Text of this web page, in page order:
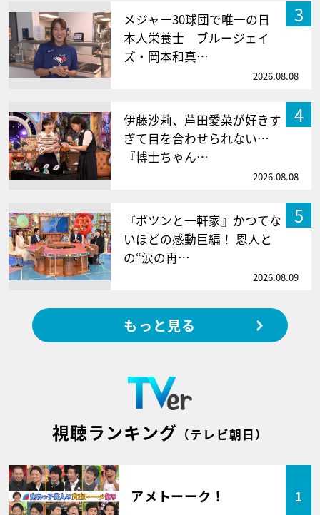
3
メジャー30球団で唯一の日
本人栄養士 ブルージェイ
ズ・岡本和真…
2026.08.08
4
伊藤沙莉、芦田愛菜が好きす
ぎて目を合わせられない…
『博士ちゃん…
2026.08.08
5
『ポツンと一軒家』かつてな
いほどの感動巨編！ 恩人と
の“涙の再…
2026.08.09
もっと見る
視聴ランキング （テレビ朝日）
アメトーーク！ 1